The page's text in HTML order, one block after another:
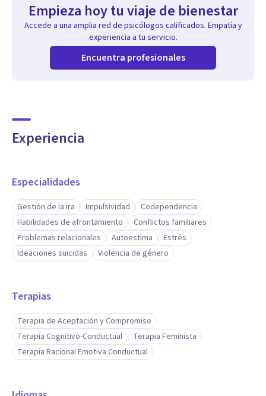
Empieza hoy tu viaje de bienestar
Accede a una amplia red de psicólogos calificados. Empatía y
experiencia a tu servicio.
Encuentra profesionales
Experiencia
Especialidades
Gestión de la ira Impulsividad
Codependencia
Habilidades de afrontamiento
Conflictos familiares
Problemas relacionales
Autoestima
Estrés
Ideaciones suicidas
Violencia de género
Terapias
Terapia de Aceptación y Compromiso
Terapia Cognitivo-Conductual
Terapia Feminista
Terapia Racional Emotiva Conductual